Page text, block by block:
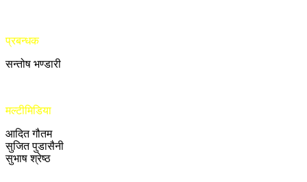
प्रबन्धक
सन्तोष भण्डारी
मल्टीमिडिया
आदित गौतम
सुजित पुडासैनी
सुभाष श्रेष्ठ